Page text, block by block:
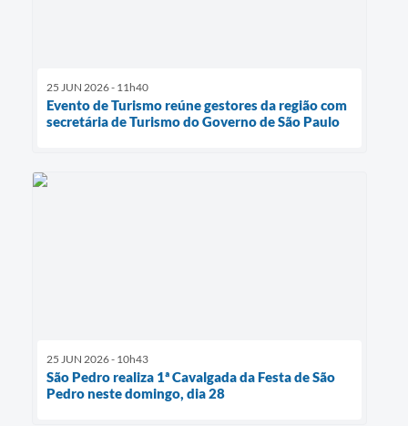
25 JUN 2026 - 11h40
Evento de Turismo reúne gestores da região com
secretária de Turismo do Governo de São Paulo
25 JUN 2026 - 10h43
São Pedro realiza 1ª Cavalgada da Festa de São
Pedro neste domingo, dia 28